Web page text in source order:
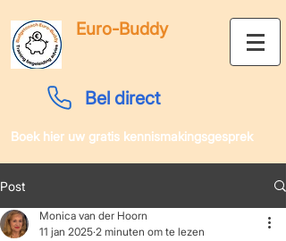
Euro-Buddy
Bel direct
Boek hier uw gratis kennismakingsgesprek
Post
Monica van der Hoorn
11 jan 2025 2 minuten om te lezen